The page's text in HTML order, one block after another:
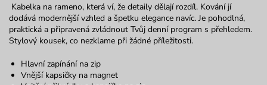
Kabelka na rameno, která ví, že detaily dělají rozdíl. Kování jí
dodává modernější vzhled a špetku elegance navíc. Je pohodlná,
praktická a připravená zvládnout Tvůj denní program s přehledem.
Stylový kousek, co nezklame při žádné příležitosti.
Hlavní zapínání na zip
Vnější kapsičky na magnet